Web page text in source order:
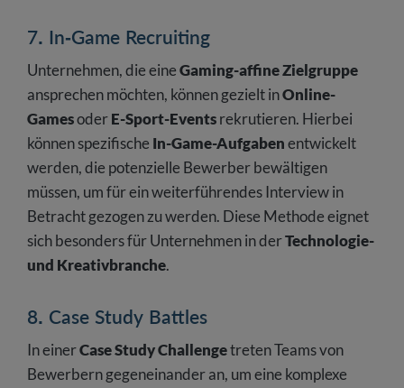
7. In-Game Recruiting
Unternehmen, die eineGaming-affine Zielgruppe
ansprechen möchten, können gezielt inOnline-
GamesoderE-Sport-Eventsrekrutieren. Hierbei
können spezifische In-Game-Aufgabenentwickelt
werden, die potenzielle Bewerber bewältigen
müssen, um für ein weiterführendes Interview in
Betracht gezogen zu werden. Diese Methode eignet
sich besonders für Unternehmen in derTechnologie-
und Kreativbranche.
8. Case Study Battles
In einerCase Study Challengetreten Teams von
Bewerbern gegeneinander an, um eine komplexe